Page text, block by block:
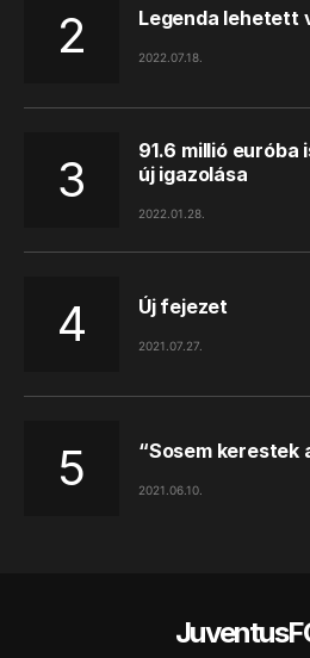
Legenda lehetett
2022.07.18.
91.6 millió
új igazolása
2022.01.28.
Új fejezet
2021.07.27.
“Sosem kerestek
2021.06.10.